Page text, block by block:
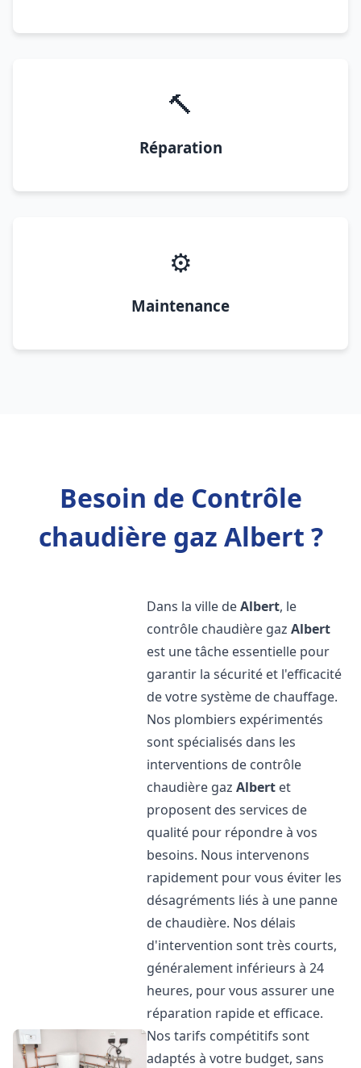
🔨
Réparation
⚙️
Maintenance
Besoin de Contrôle
chaudière gaz Albert ?
Dans la ville deAlbert, le
contrôle chaudière gazAlbert
est une tâche essentielle pour
garantir la sécurité et l'efficacité
de votre système de chauffage.
Nos plombiers expérimentés
sont spécialisés dans les
interventions de contrôle
chaudière gazAlbert et
proposent des services de
qualité pour répondre à vos
besoins. Nous intervenons
rapidement pour vous éviter les
désagréments liés à une panne
de chaudière. Nos délais
d'intervention sont très courts,
généralement inférieurs à 24
heures, pour vous assurer une
réparation rapide et efficace.
Nos tarifs compétitifs sont
adaptés à votre budget, sans